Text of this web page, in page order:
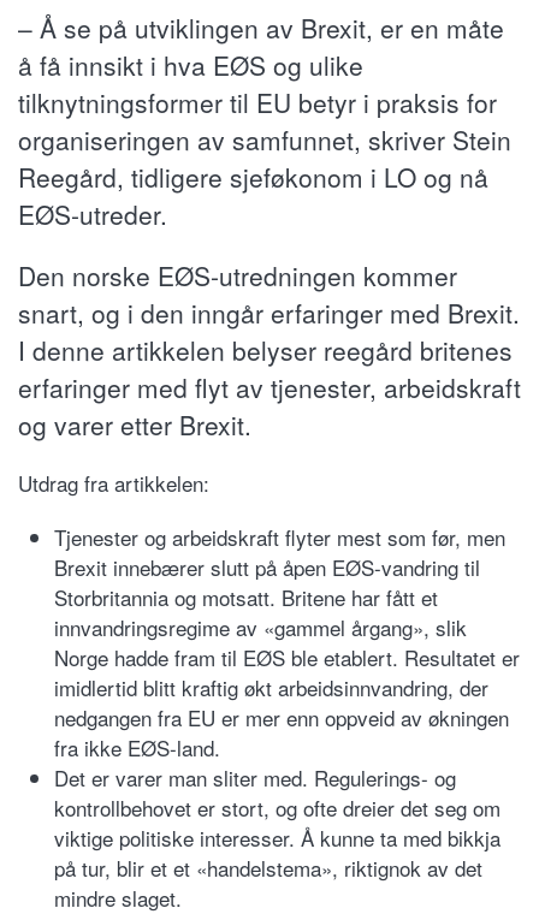
– Å se på utviklingen av Brexit, er en måte
å få innsikt i hva EØS og ulike
tilknytningsformer til EU betyr i praksis for
organiseringen av samfunnet, skriver Stein
Reegård, tidligere sjeføkonom i LO og nå
EØS-utreder.
Den norske EØS-utredningen kommer
snart, og i den inngår erfaringer med Brexit.
I denne artikkelen belyser reegård britenes
erfaringer med flyt av tjenester, arbeidskraft
og varer etter Brexit.
Utdrag fra artikkelen:
Tjenester og arbeidskraft flyter mest som før, men
Brexit innebærer slutt på åpen EØS-vandring til
Storbritannia og motsatt. Britene har fått et
innvandringsregime av «gammel årgang», slik
Norge hadde fram til EØS ble etablert. Resultatet er
imidlertid blitt kraftig økt arbeidsinnvandring, der
nedgangen fra EU er mer enn oppveid av økningen
fra ikke EØS-land.
Det er varer man sliter med. Regulerings- og
kontrollbehovet er stort, og ofte dreier det seg om
viktige politiske interesser. Å kunne ta med bikkja
på tur, blir et et «handelstema», riktignok av det
mindre slaget.